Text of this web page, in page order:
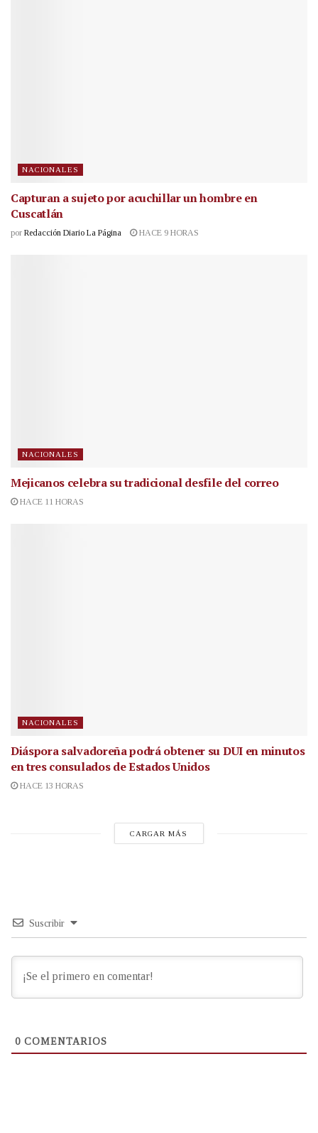
NACIONALES
Capturan a sujeto por acuchillar un hombre en
Cuscatlán
por Redacción Diario La Página HACE 9 HORAS
NACIONALES
Mejicanos celebra su tradicional desfile del correo
HACE 11 HORAS
NACIONALES
Diáspora salvadoreña podrá obtener su DUI en minutos
en tres consulados de Estados Unidos
HACE 13 HORAS
CARGAR MÁS
Suscribir
0 COMENTARIOS